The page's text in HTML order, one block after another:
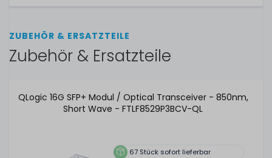
ZUBEHÖR & ERSATZTEILE
Zubehör & Ersatzteile
QLogic 16G SFP+ Modul / Optical Transceiver - 850nm,
Short Wave - FTLF8529P3BCV-QL
67 Stück sofort lieferbar